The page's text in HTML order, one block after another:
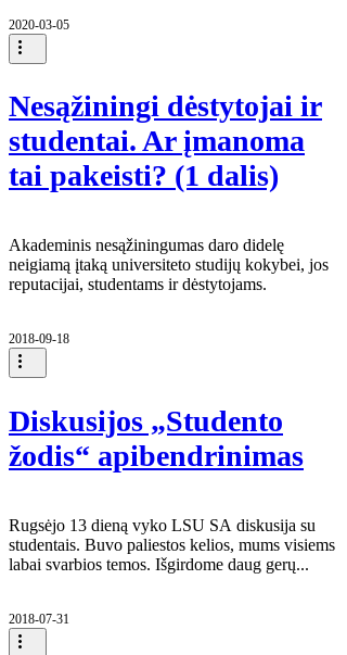
2020-03-05
Nesąžiningi dėstytojai ir
studentai. Ar įmanoma
tai pakeisti? (1 dalis)
Akademinis nesąžiningumas daro didelę
neigiamą įtaką universiteto studijų kokybei, jos
reputacijai, studentams ir dėstytojams.
2018-09-18
Diskusijos „Studento
žodis“ apibendrinimas
Rugsėjo 13 dieną vyko LSU SA diskusija su
studentais. Buvo paliestos kelios, mums visiems
labai svarbios temos. Išgirdome daug gerų...
2018-07-31